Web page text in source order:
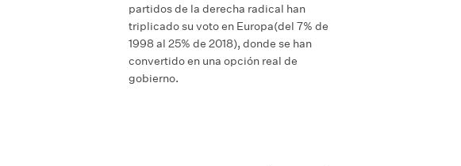
partidos de la derecha radical han
triplicado su voto en Europa(del 7% de
1998 al 25% de 2018), donde se han
convertido en una opción real de
gobierno.